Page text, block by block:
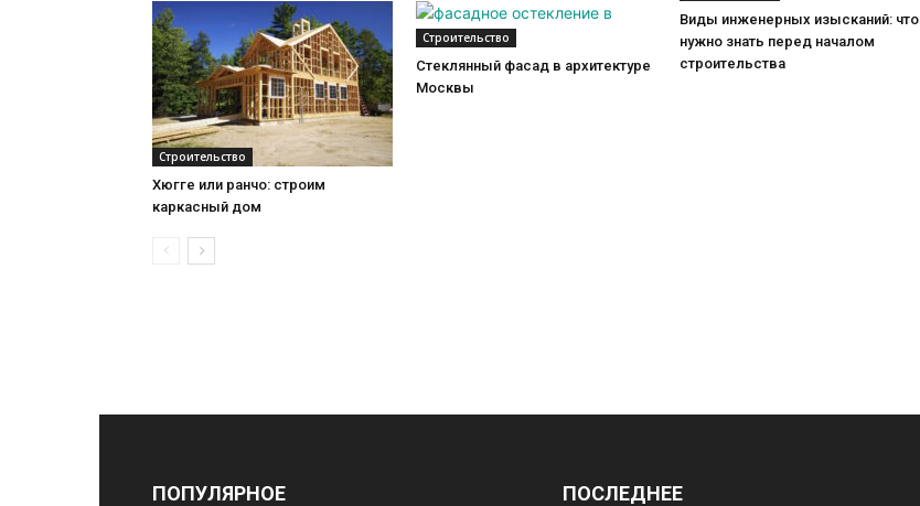
Строительство
Хюгге или ранчо: строим
каркасный дом
Строительство
Стеклянный фасад в архитектуре
Москвы
Виды инженерных изысканий: что
нужно знать перед началом
строительства
ПОПУЛЯРНОЕ ПОСЛЕДНЕЕ